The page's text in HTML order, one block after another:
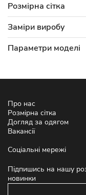
Розмірна сітка
Заміри виробу
Параметри моделі
Про нас
Розмірна сітка
Догляд за одягом
Вакансії
Соціальні мережі
Підпишись на нашу
новинки